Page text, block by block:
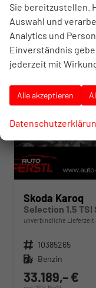
Skoda Karoq
unverbindliche
Fahrzeugnr. 10385265
Kraftstoff Benzin
33.189,– €
Sie bereitzustellen.
Auswahl und
Analytics und
Einverständnis
jederzeit mit
Alle akzeptieren